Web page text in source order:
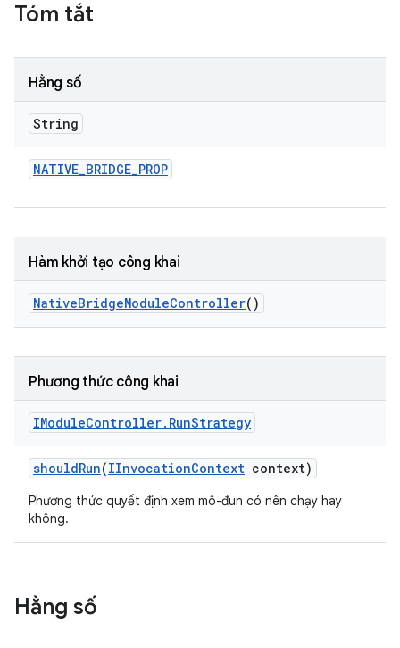
Tóm tắt
Hằng số
String
NATIVE_BRIDGE_PROP
Hàm khởi tạo công khai
NativeBridgeModuleController()
Phương thức công khai
IModuleController. RunStrategy
shouldRun(IInvocationContext context)
Phương thức quyết định xem mô-đun có nên chạy hay
không.
Hằng số